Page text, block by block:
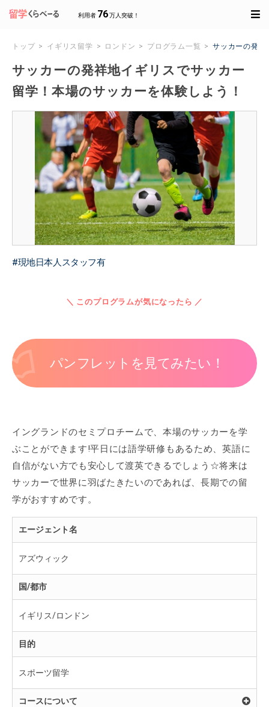
利用者 76万人突破！
トップ イギリス留学 ロンドン プログラム一覧 サッカーの発祥
サッカーの発祥地イギリスでサッカー
留学！本場のサッカーを体験しよう！
現地日本人スタッフ有
＼ このプログラムが気になったら ／
パンフレットを見てみたい！
イングランドのセミプロチームで、本場のサッカーを学
ぶことができます!平日には語学研修もあるため、英語に
自信がない方でも安心して渡英できるでしょう☆将来は
サッカーで世界に羽ばたきたいのであれば、長期での留
学がおすすめです。
エージェント名
アズウィック
国/都市
イギリス/ロンドン
目的
スポーツ留学
コースについて